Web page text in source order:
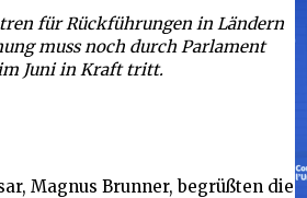
für Rückführungen in Ländern
muss noch durch Parlament
Juni in Kraft tritt.
Magnus Brunner, begrüßten die